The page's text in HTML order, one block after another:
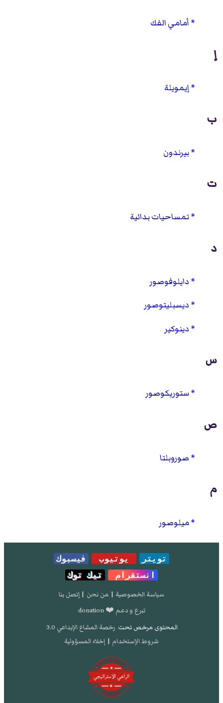
أمامي الفك
إ
إيمويلة
ب
بيرندون
ت
تمساحيات بدائية
د
دايلوفوصور
ديسبليتوصور
دينوكير
س
ستوريكوصور
ص
صوروبلتا
م
ميلوصور
تويتر يوتيوب
فيسبوك
انستقرام
تيك توك
سياسة الخصوصية | من نحن | إتصل بنا
تبرع و دعم ❤️ donation
المحتوى مرخص تحت رخصة المشاع الإبداعي 3.0
شروط الإستخدام | إخلاء المسؤولية